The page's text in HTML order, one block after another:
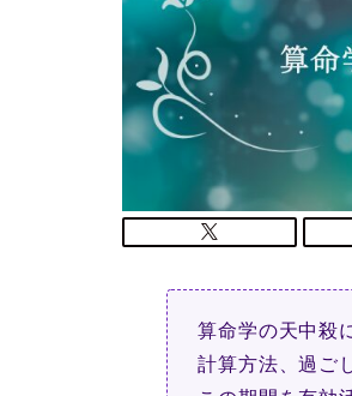
算命学の天中殺
計算方法、過ご